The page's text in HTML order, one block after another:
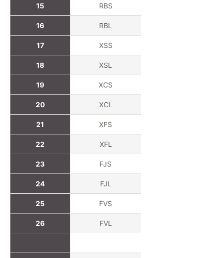
15
16
17
18
19
20
RBS
RBL
XSS
XSL
XCS
XCL
21
22
23
24
25
26
XFS
XFL
FJS
FJL
FVS
FVL